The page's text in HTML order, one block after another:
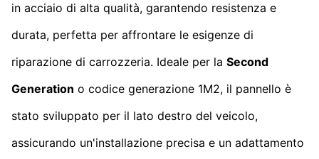
in acciaio di alta qualità, garantendo resistenza e
durata, perfetta per affrontare le esigenze di
riparazione di carrozzeria. Ideale per la Second
Generation o codice generazione 1M2, il pannello è
stato sviluppato per il lato destro del veicolo,
assicurando un'installazione precisa e un adattamento